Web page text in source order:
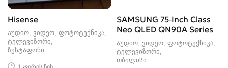
Hisense
აუდიო, ვიდეო, ფოტოტექნიკა,
ტელევიზორი
ზესტაფონი
1 კვირის წინ
SAMSUNG 75-Inch Class
Neo QLED QN90A Series
აუდიო, ვიდეო, ფოტოტექნიკა,
ტელევიზორი
თბილისი